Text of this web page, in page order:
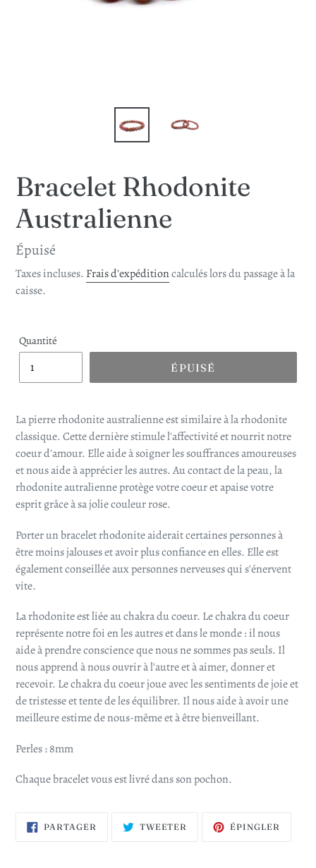
Bracelet Rhodonite
Australienne
Prix
normal
Épuisé
Taxes incluses. Frais d'expéditioncalculés lors du passage à la
caisse.
Quantité
ÉPUISÉ
La pierre rhodonite australienne est similaire à la rhodonite
classique. Cette dernière stimule l'affectivité et nourrit notre
coeur d'amour. Elle aide à soigner les souffrances amoureuses
et nous aide à apprécier les autres. Au contact de la peau, la
rhodonite autralienne protège votre coeur et apaise votre
esprit grâce à sa jolie couleur rose.
Porter un bracelet rhodonite aiderait certaines personnes à
être moins jalouses et avoir plus confiance en elles. Elle est
également conseillée aux personnes nerveuses qui s'énervent
vite.
La rhodonite est liée au chakra du coeur. Le chakra du coeur
représente notre foi en les autres et dans le monde : il nous
aide à prendre conscience que nous ne sommes pas seuls. Il
nous apprend à nous ouvrir à l'autre et à aimer, donner et
recevoir. Le chakra du coeur joue avec les sentiments de joie et
de tristesse et tente de les équilibrer. Il nous aide à avoir une
meilleure estime de nous-même et à être bienveillant.
Perles : 8mm
Chaque bracelet vous est livré dans son pochon.
PARTAGER PARTAGER
SUR
TWEETER TWEETERÉPINGLER